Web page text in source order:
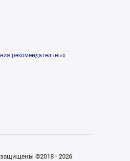
рекомендательных
защищены ©2018 - 2026